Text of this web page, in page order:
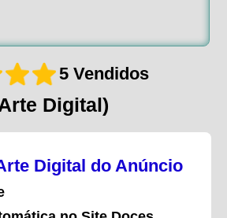
5 Vendidos
Digital)
Digital do Anúncio